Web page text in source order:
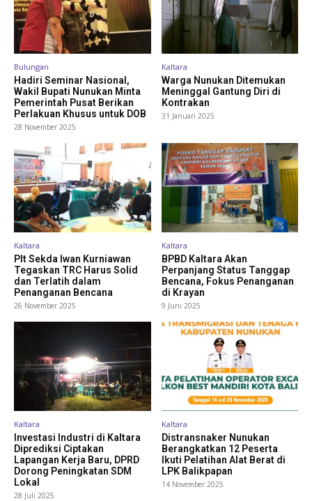
Bulungan
Hadiri Seminar Nasional,
Wakil Bupati Nunukan Minta
Pemerintah Pusat Berikan
Perlakuan Khusus untuk DOB
28 November 2025
Kaltara
Warga Nunukan Ditemukan
Meninggal Gantung Diri di
Kontrakan
31 Januari 2025
Kaltara
Plt Sekda Iwan Kurniawan
Tegaskan TRC Harus Solid
dan Terlatih dalam
Penanganan Bencana
26 November 2025
Kaltara
BPBD Kaltara Akan
Perpanjang Status Tanggap
Bencana, Fokus Penanganan
di Krayan
9 Juni 2025
Kaltara
Investasi Industri di Kaltara
Diprediksi Ciptakan
Lapangan Kerja Baru, DPRD
Dorong Peningkatan SDM
Lokal
28 Juli 2025
Kaltara
Distransnaker Nunukan
Berangkatkan 12 Peserta
Ikuti Pelatihan Alat Berat di
LPK Balikpapan
14 November 2025